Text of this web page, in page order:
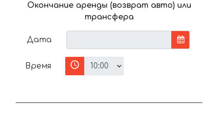
Окончание аренды (возврат авто) или
трансфера
Дата
Время